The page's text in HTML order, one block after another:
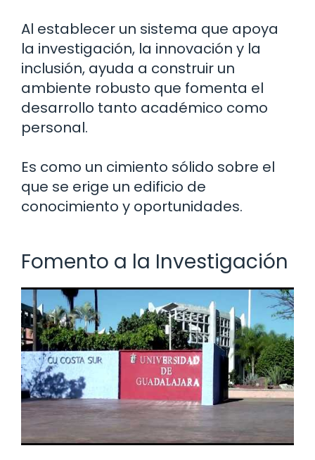
Al establecer un sistema que apoya
la investigación, la innovación y la
inclusión, ayuda a construir un
ambiente robusto que fomenta el
desarrollo tanto académico como
personal.
Es como un cimiento sólido sobre el
que se erige un edificio de
conocimiento y oportunidades.
Fomento a la Investigación